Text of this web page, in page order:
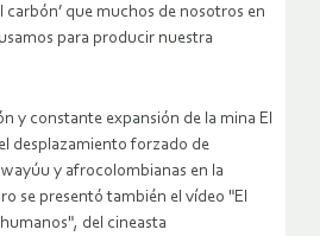
carbón’ que muchos de nosotros en
para producir nuestra
y constante expansión de la mina El
desplazamiento forzado de
y afrocolombianas en la
se presentó también el vídeo "El
del cineasta